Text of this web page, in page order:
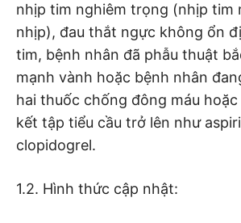
nhịp tim nghiêm trọng (nhịp tim
nhịp), đau thắt ngực không ổn
tim, bệnh nhân đã phẫu thuật
mạnh vành hoặc bệnh nhân
hai thuốc chống đông máu
kết tập tiểu cầu trở lên như
clopidogrel.
1.2. Hình thức cập nhật: